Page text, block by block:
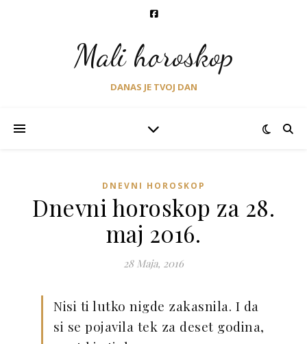
Mali horoskop
DANAS JE TVOJ DAN
DNEVNI HOROSKOP
Dnevni horoskop za 28.
maj 2016.
28 Maja, 2016
Nisi ti lutko nigde zakasnila. I da
si se pojavila tek za deset godina,